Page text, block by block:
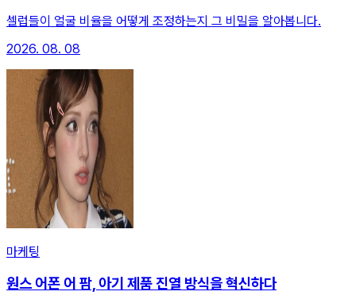
셀럽들이 얼굴 비율을 어떻게 조정하는지 그 비밀을 알아봅니다.
2026. 08. 08
마케팅
원스 어폰 어 팜, 아기 제품 진열 방식을 혁신하다